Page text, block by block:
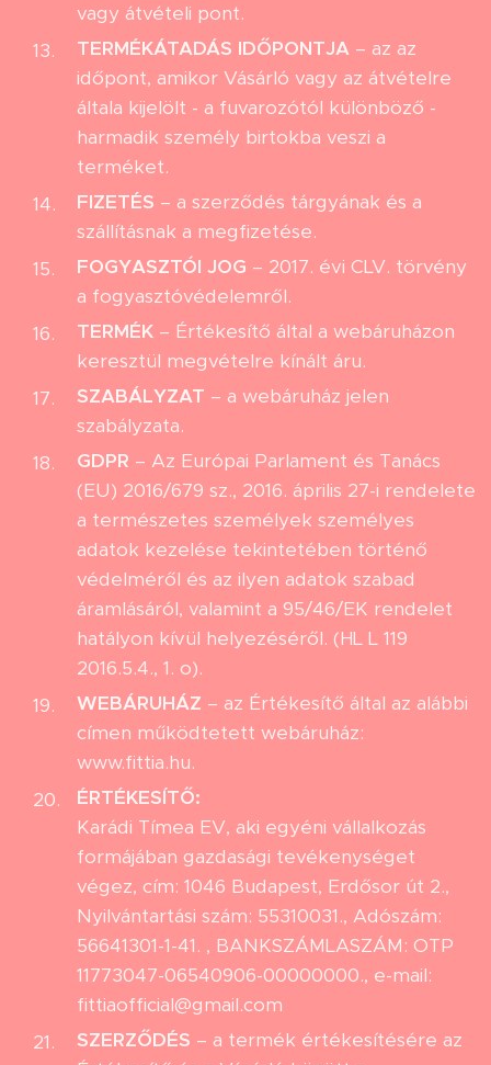
vagy átvételi pont.
TERMÉKÁTADÁS IDŐPONTJA – az az
időpont, amikor Vásárló vagy az átvételre
általa kijelölt - a fuvarozótól különböző -
harmadik személy birtokba veszi a
terméket.
FIZETÉS – a szerződés tárgyának és a
szállításnak a megfizetése.
FOGYASZTÓI JOG – 2017. évi CLV. törvény
a fogyasztóvédelemről.
TERMÉK – Értékesítő által a webáruházon
keresztül megvételre kínált áru.
SZABÁLYZAT – a webáruház jelen
szabályzata.
GDPR – Az Európai Parlament és Tanács
(EU) 2016/679 sz., 2016. április 27-i rendelete
a természetes személyek személyes
adatok kezelése tekintetében történő
védelméről és az ilyen adatok szabad
áramlásáról, valamint a 95/46/EK rendelet
hatályon kívül helyezéséről. (HL L 119
2016.5.4., 1. o).
WEBÁRUHÁZ – az Értékesítő által az alábbi
címen működtetett webáruház:
www.fittia.hu.
ÉRTÉKESÍTŐ:
Karádi Tímea EV, aki egyéni vállalkozás
formájában gazdasági tevékenységet
végez, cím: 1046 Budapest, Erdősor út 2.,
Nyilvántartási szám: 55310031., Adószám:
56641301-1-41. , BANKSZÁMLASZÁM: OTP
11773047-06540906-00000000., e-mail:
fittiaofficial@gmail.com
SZERZŐDÉS – a termék értékesítésére az